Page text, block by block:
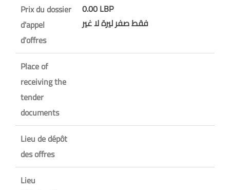
Prix du dossier
d'appel
d'offres
0.00 LBP
فقط صفر ليرة لا غير
Place of
receiving the
tender
documents
Lieu de dépôt
des offres
Lieu